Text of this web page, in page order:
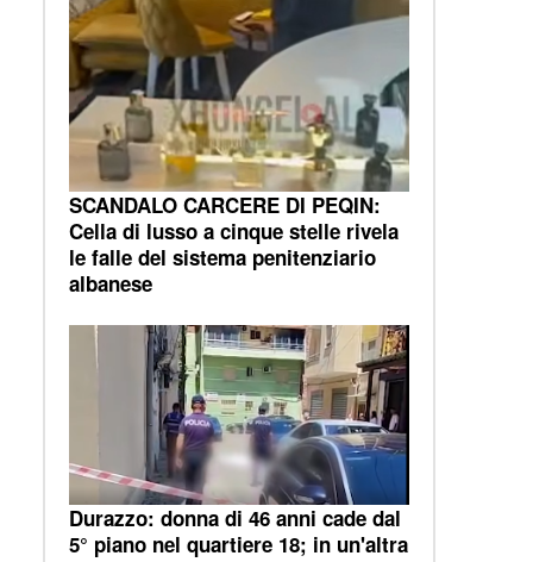
SCANDALO CARCERE DI PEQIN:
Cella di lusso a cinque stelle rivela
le falle del sistema penitenziario
albanese
Durazzo: donna di 46 anni cade dal
5° piano nel quartiere 18; in un'altra